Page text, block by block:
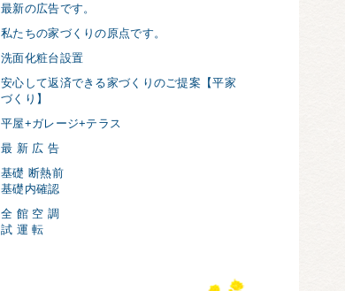
最新の広告です。
私たちの家づくりの原点です。
洗面化粧台設置
安心して返済できる家づくりのご提案【平家
づくり】
平屋+ガレージ+テラス
最 新 広 告
基礎 断熱前
基礎内確認
全 館 空 調
試 運 転